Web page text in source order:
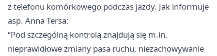
z telefonu komórkowego podczas jazdy. Jak informuje
asp. Anna Tersa:
“Pod szczególną kontrolą znajdują się m.in.
nieprawidłowe zmiany pasa ruchu, niezachowywanie